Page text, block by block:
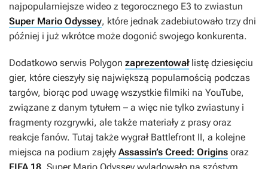
najpopularniejsze wideo z tegorocznego E3 to zwiastun
Super Mario Odyssey, które jednak zadebiutowało trzy dni
później i już wkrótce może dogonić swojego konkurenta.
Dodatkowo serwis Polygon zaprezentowałlistę dziesięciu
gier, które cieszyły się największą popularnością podczas
targów, biorąc pod uwagę wszystkie filmiki na YouTube,
związane z danym tytułem – a więc nie tylko zwiastuny i
fragmenty rozgrywki, ale także materiały z prasy oraz
reakcje fanów. Tutaj także wygrał Battlefront II, a kolejne
miejsca na podium zajęły Assassin’s Creed: Origins oraz